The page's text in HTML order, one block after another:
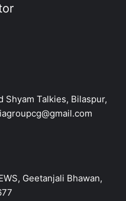
Shyam Talkies, Bilaspur,
Geetanjali Bhawan,